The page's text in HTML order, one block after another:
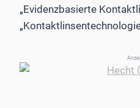
„Evidenzbasierte